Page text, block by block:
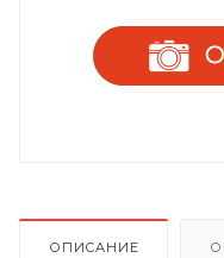
ОПИСАНИЕ